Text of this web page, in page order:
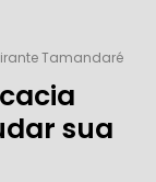
Tamandaré
sua